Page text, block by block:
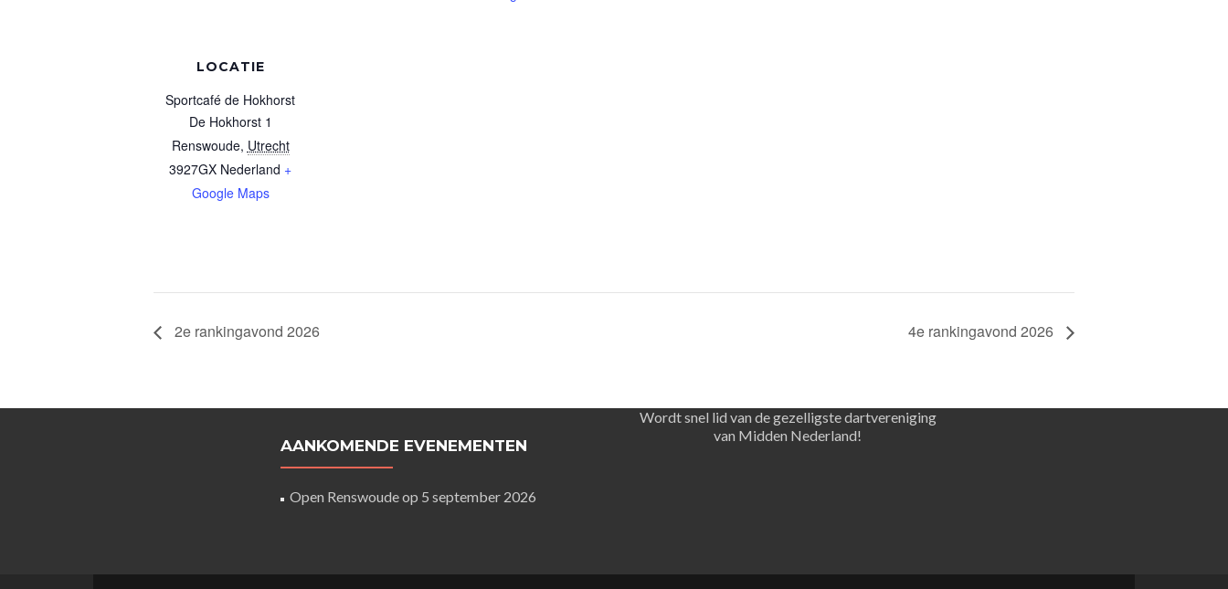
LOCATIE
Sportcafé de Hokhorst
De Hokhorst 1
Renswoude, Utrecht
3927GX Nederland +
Google Maps
2e rankingavond 2026 4e rankingavond 2026
AANKOMENDE EVENEMENTEN
Open Renswoudeop 5 september 2026
Wordt snel lid van de gezelligste dartvereniging
van Midden Nederland!